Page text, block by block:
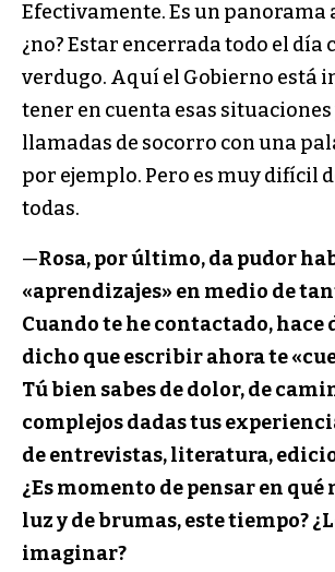
Efectivamente. Es un panorama
¿no? Estar encerrada todo el día
verdugo. Aquí el Gobierno está
tener en cuenta esas situaciones
llamadas de socorro con una
por ejemplo. Pero es muy difícil
todas.
—Rosa, por último, da pudor
«aprendizajes» en medio de
Cuando te he contactado, hace
dicho que escribir ahora te
Tú bien sabes de dolor, de
complejos dadas tus
de entrevistas, literatura,
¿Es momento de pensar en qué
luz y de brumas, este tiempo?
imaginar?